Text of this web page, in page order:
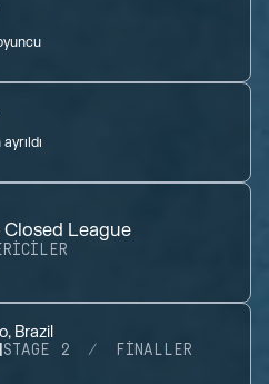
League
Brazil
STAGE 2 FINALLER